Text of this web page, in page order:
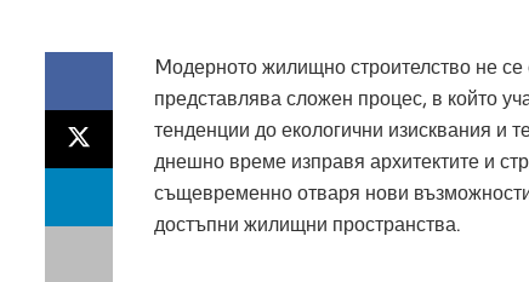
Mодерното жилищно строителство не
представлява сложен процес, в който
тенденции до екологични изисквания и
днешно време изправя архитектите и
същевременно отваря нови
достъпни жилищни пространства.